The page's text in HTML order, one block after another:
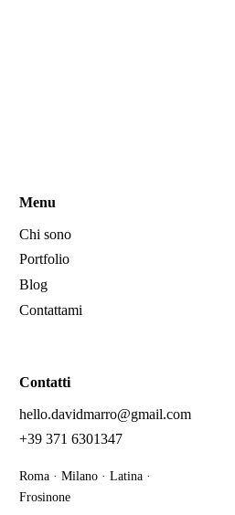
Menu
Chi sono
Portfolio
Blog
Contattami
Contatti
hello.davidmarro@gmail.com
+39 371 6301347
Roma · Milano · Latina ·
Frosinone